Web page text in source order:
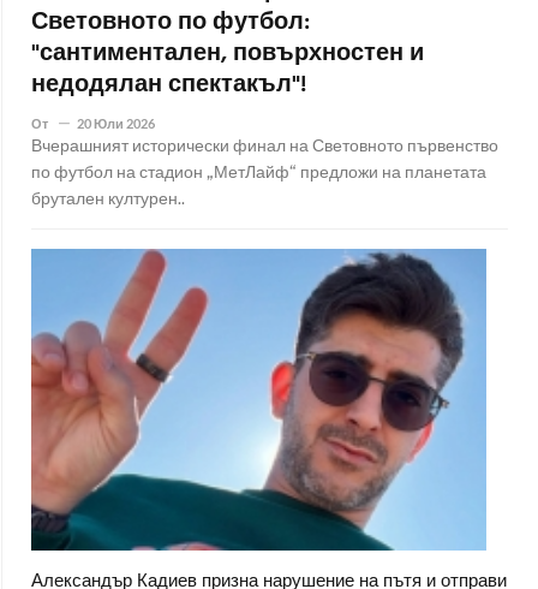
Световното по футбол:
"сантиментален, повърхностен и
недодялан спектакъл"!
От 20 Юли 2026
Вчерашният исторически финал на Световното първенство
по футбол на стадион „МетЛайф“ предложи на планетата
брутален културен..
Александър Кадиев призна нарушение на пътя и отправи